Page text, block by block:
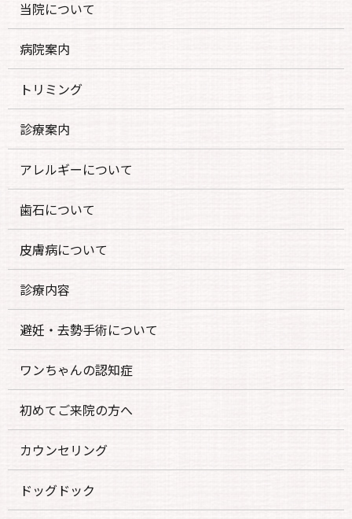
当院について
病院案内
トリミング
診療案内
アレルギーについて
歯石について
皮膚病について
診療内容
避妊・去勢手術について
ワンちゃんの認知症
初めてご来院の方へ
カウンセリング
ドッグドック